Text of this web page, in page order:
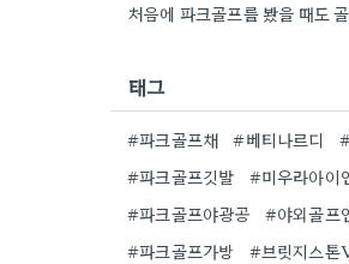
태그
#파크골프채 #베티나르디
#파크골프깃발
#미우라아이
#파크골프야광공
#야외골프
#파크골프가방
#브릿지스